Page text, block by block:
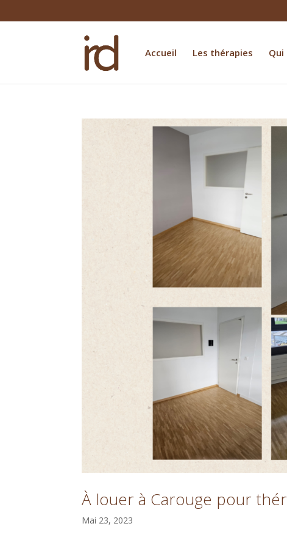
Accueil Les thérapies Qui
À louer à Carouge pour
Mai 23, 2023